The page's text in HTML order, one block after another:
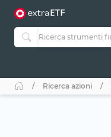
Ricerca azioni